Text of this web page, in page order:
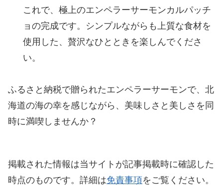
これで、極上のエンペラーサーモンカルパッチ
ョの完成です。シンプルながらも上質な食材を
使用した、贅沢なひとときを楽しんでくださ
い。
ふるさと納税で贈られたエンペラーサーモンで、北
海道の海の幸を感じながら、美味しさと美しさを同
時に満喫しませんか？
掲載された情報は当サイトが記事掲載時に確認した
時点のものです。詳細は免責事項をご覧ください。